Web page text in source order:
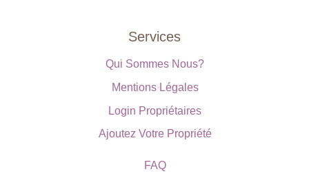
Services
Qui Sommes Nous?
Mentions Légales
Login Propriétaires
Ajoutez Votre Propriété
FAQ